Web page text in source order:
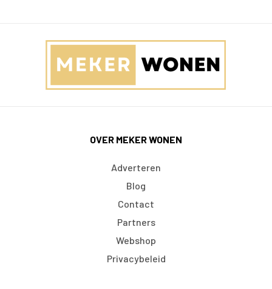
OVER MEKER WONEN
Adverteren
Blog
Contact
Partners
Webshop
Privacybeleid